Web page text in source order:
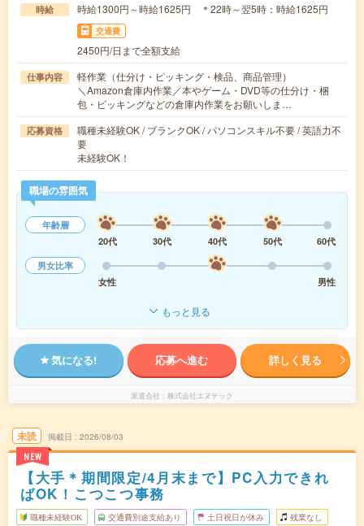
時給 時給1300円～時給1625円 ＊22時～翌5時：時給1625円
交通費
2450円/日まで全額支給
仕事内容
軽作業（仕分け・ピッキング・検品、商品管理）
＼Amazon倉庫内作業／本やゲーム・DVD等の仕分け・梱
包・ピッキングなどの倉庫内作業をお願いしま…
応募資格
職種未経験OK / ブランクOK / パソコンスキル不要 / 英語力不
要
未経験OK！
職場の雰囲気
年齢層
20代
30代 40代 50代
60代
男女比率
女性
男性
もっと見る
気になる! 応募へ進む 詳しく見る
派遣会社 株式会社エヌテック
未読
NEW
掲載日 2026/08/03
【大手＊期間限定/4月末まで】PC入力できれ
ばOK！こつこつ事務
職種未経験OK 交通費別途支給あり 土日祝日が休み 残業なし